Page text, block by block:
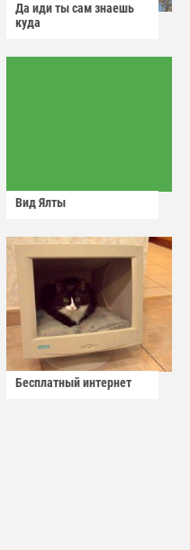
Да иди ты сам знаешь
куда
Вид Ялты
Бесплатный интернет